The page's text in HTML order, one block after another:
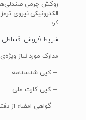
کرد.
شرایط فروش اقساطی
مدارک مورد نیاز
– کپی شناسنامه
– کپی کارت ملی
– گواهی امضاء از